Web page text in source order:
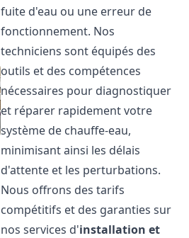
fuite d'eau ou une erreur de
fonctionnement. Nos
techniciens sont équipés des
outils et des compétences
nécessaires pour diagnostiquer
et réparer rapidement votre
système de chauffe-eau,
minimisant ainsi les délais
d'attente et les perturbations.
Nous offrons des tarifs
compétitifs et des garanties sur
nos services d'installation et